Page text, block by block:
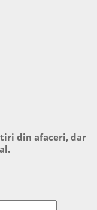
din afaceri, dar